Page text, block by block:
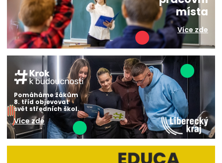
místa
Více zde
Pomáháme žákům
8. tříd objevovat
svět středních škol.
Více zde